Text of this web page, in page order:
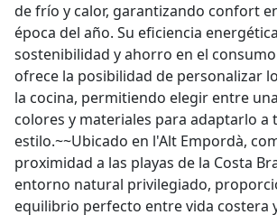
de frío y calor, garantizando confort
época del año. Su eficiencia
sostenibilidad y ahorro en el
ofrece la posibilidad de personalizar
la cocina, permitiendo elegir entre
colores y materiales para adaptarlo a
estilo.~~Ubicado en l'Alt Empordà,
proximidad a las playas de la Costa
entorno natural privilegiado,
equilibrio perfecto entre vida costera